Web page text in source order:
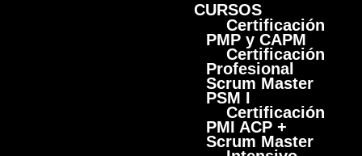
CURSOS
Certificación
PMP y CAPM
Certificación
Profesional
Scrum Master
PSM I
Certificación
PMI ACP +
Scrum Master